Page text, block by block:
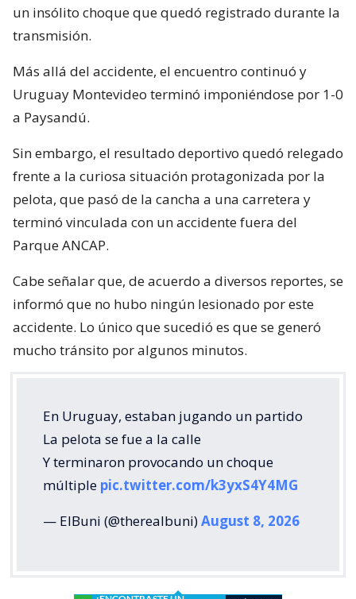
un insólito choque que quedó registrado durante la
transmisión.
Más allá del accidente, el encuentro continuó y
Uruguay Montevideo terminó imponiéndose por 1-0
a Paysandú.
Sin embargo, el resultado deportivo quedó relegado
frente a la curiosa situación protagonizada por la
pelota, que pasó de la cancha a una carretera y
terminó vinculada con un accidente fuera del
Parque ANCAP.
Cabe señalar que, de acuerdo a diversos reportes, se
informó que no hubo ningún lesionado por este
accidente. Lo único que sucedió es que se generó
mucho tránsito por algunos minutos.
En Uruguay, estaban jugando un partido
La pelota se fue a la calle
Y terminaron provocando un choque
múltiple pic.twitter.com/k3yxS4Y4MG
— ElBuni (@therealbuni)August 8, 2026